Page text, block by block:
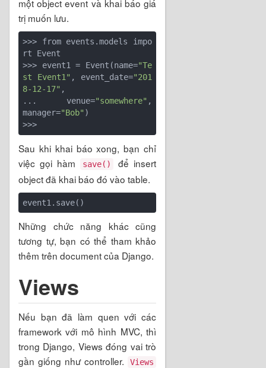
một object event và khai báo giá
trị muốn lưu.
>>> from events.models impo
rt Event
>>> event1 = Event(name="Te
st Event1" , event_date="201
8-12-17" ,
...     venue="somewhere" ,
manager="Bob" )
Sau khi khai báo xong, bạn chỉ
việc gọi hàm
save()
để insert
object đã khai báo đó vào table.
Những chức năng khác cũng
tương tự, bạn có thể tham khảo
thêm trên document của Django.
Views
Nếu bạn đã làm quen với các
framework với mô hình MVC, thì
trong Django, Views đóng vai trò
gần giống như controller.
Views